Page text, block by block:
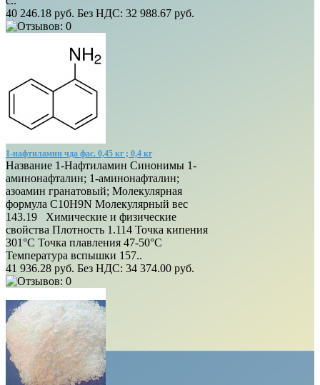
40 246.18 руб. Без НДС: 32 988.67 руб.
1-нафтиламин чда фас. 0,45 кг ; 0,4 кг
Название 1-Нафтиламин Синонимы 1-
аминонафталин; 1-аминонафталин;
азоамин гранатовый; Молекулярная
формула C10H9N Молекулярный вес
143.19 Химические и физические
свойства Плотность 1.114 Точка кипения
301°C Точка плавления 47-50°C
Температура вспышки 157..
41 936.28 руб. Без НДС: 34 374.00 руб.